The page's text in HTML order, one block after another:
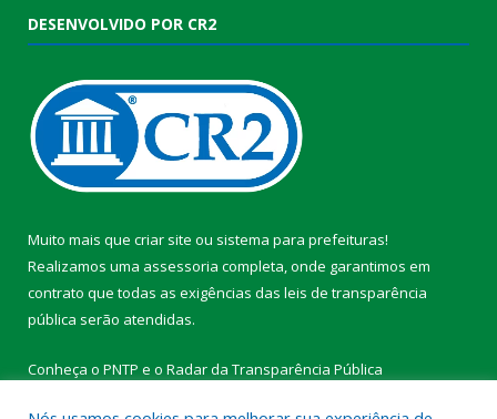
DESENVOLVIDO POR CR2
Muito mais que criar site ou sistema para prefeituras!
Realizamos uma assessoria completa, onde garantimos em
contrato que todas as exigências das leis de transparência
pública serão atendidas.
Conheça o PNTP e o Radar da Transparência Pública